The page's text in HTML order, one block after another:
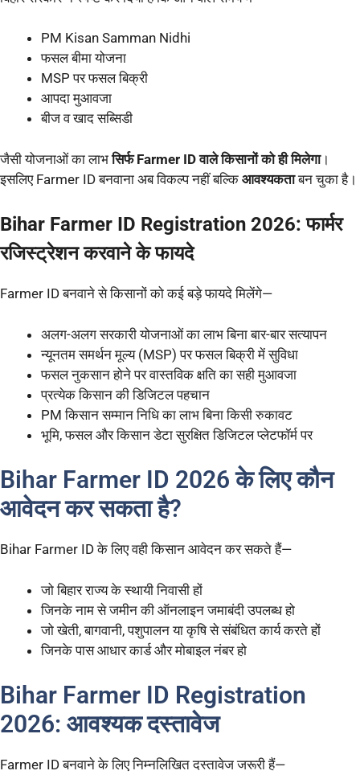
PM Kisan Samman Nidhi
फसल बीमा योजना
MSP पर फसल बिक्री
आपदा मुआवजा
बीज व खाद सब्सिडी
जैसी योजनाओं का लाभसिर्फ Farmer ID वाले किसानों को ही मिलेगा।
इसलिए Farmer ID बनवाना अब विकल्प नहीं बल्कि आवश्यकताबन चुका है।
Bihar Farmer ID Registration 2026: फार्मर
रजिस्ट्रेशन करवाने के फायदे
Farmer ID बनवाने से किसानों को कई बड़े फायदे मिलेंगे—
अलग-अलग सरकारी योजनाओं का लाभ बिना बार-बार सत्यापन
न्यूनतम समर्थन मूल्य (MSP) पर फसल बिक्री में सुविधा
फसल नुकसान होने पर वास्तविक क्षति का सही मुआवजा
प्रत्येक किसान की डिजिटल पहचान
PM किसान सम्मान निधि का लाभ बिना किसी रुकावट
भूमि, फसल और किसान डेटा सुरक्षित डिजिटल प्लेटफॉर्म पर
Bihar Farmer ID 2026 के लिए कौन
आवेदन कर सकता है?
Bihar Farmer ID के लिए वही किसान आवेदन कर सकते हैं—
जो बिहार राज्य के स्थायी निवासी हों
जिनके नाम से जमीन की ऑनलाइन जमाबंदी उपलब्ध हो
जो खेती, बागवानी, पशुपालन या कृषि से संबंधित कार्य करते हों
जिनके पास आधार कार्ड और मोबाइल नंबर हो
Bihar Farmer ID Registration
2026: आवश्यक दस्तावेज
Farmer ID बनवाने के लिए निम्नलिखित दस्तावेज जरूरी हैं—